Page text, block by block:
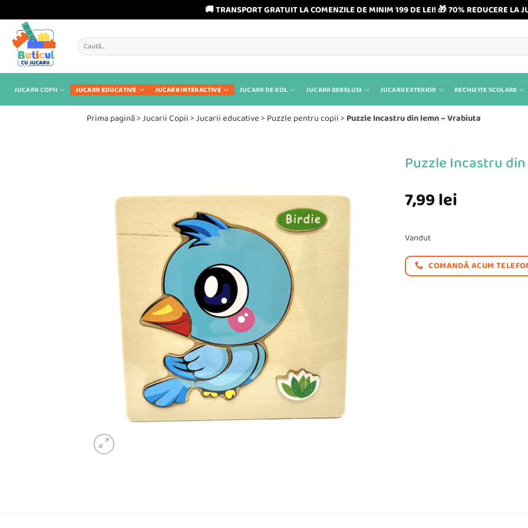
🚚 TRANSPORT GRATUIT LA COMENZILE DE MINIM 199 DE LEI! 🎁 70% REDUCERE LA
content
Caută
după:
JUCARII COPII JUCARII EDUCATIVE JUCARII INTERACTIVE JUCARII DE ROL JUCARII BEBELUSI JUCARII EXTERIOR RECHIZITE SCOLARE
Prima pagină>Jucarii Copii>Jucarii educative> Puzzle pentru copii> Puzzle Incastru din lemn – Vrabiuta
Puzzle Incastru
7,99lei
Vandut
COMANDĂ ACUM